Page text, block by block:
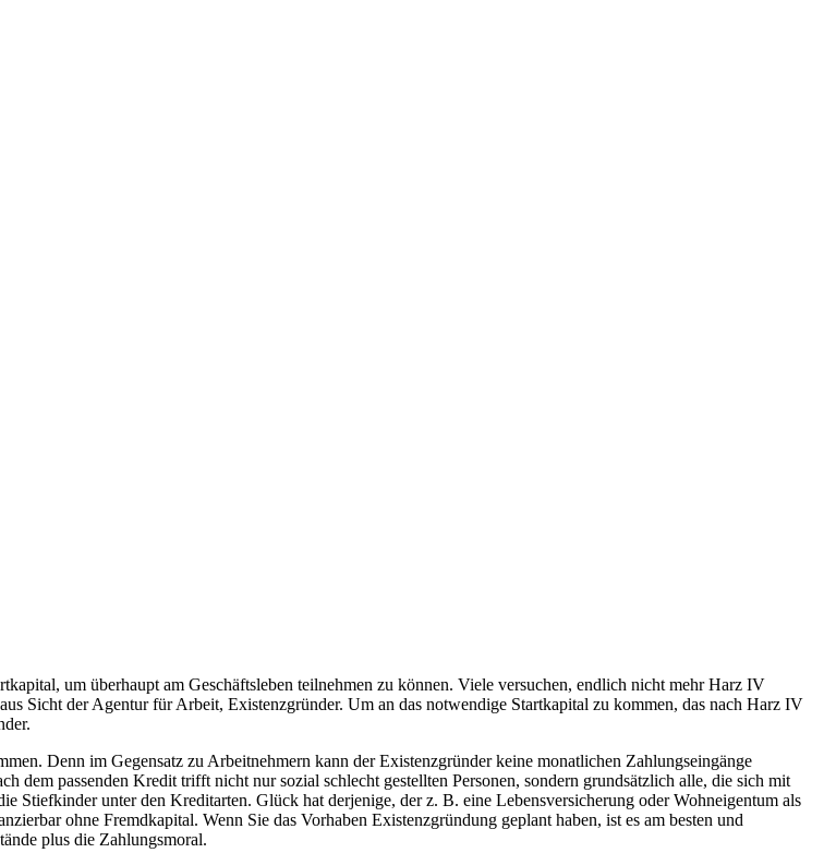
um überhaupt am Geschäftsleben teilnehmen zu können. Viele versuchen, endlich nicht mehr Harz IV
Sicht der Agentur für Arbeit, Existenzgründer. Um an das notwendige Startkapital zu kommen, das nach Harz IV
Denn im Gegensatz zu Arbeitnehmern kann der Existenzgründer keine monatlichen Zahlungseingänge
dem passenden Kredit trifft nicht nur sozial schlecht gestellten Personen, sondern grundsätzlich alle, die sich mit
Stiefkinder unter den Kreditarten. Glück hat derjenige, der z. B. eine Lebensversicherung oder Wohneigentum als
ohne Fremdkapital. Wenn Sie das Vorhaben Existenzgründung geplant haben, ist es am besten und
plus die Zahlungsmoral.